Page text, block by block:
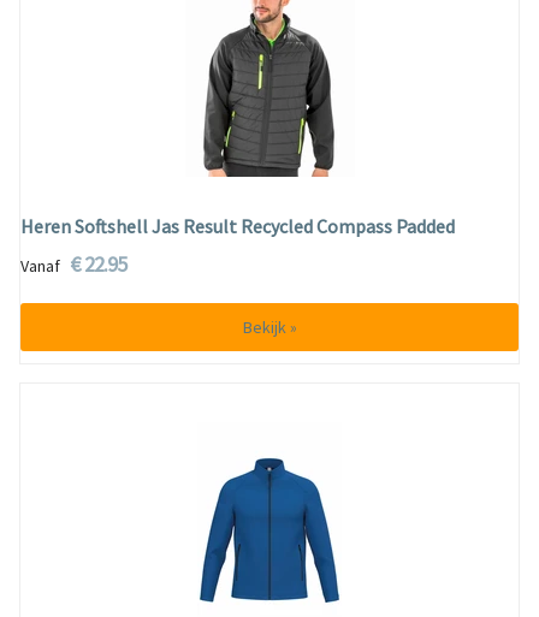
Heren Softshell Jas Result Recycled Compass Padded
Vanaf € 22.95
Bekijk »